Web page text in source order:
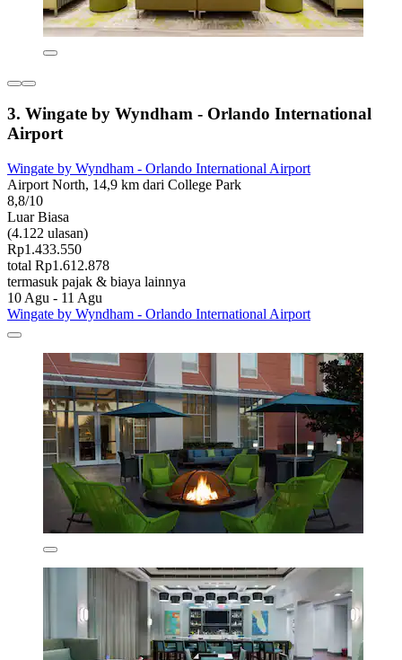
3. Wingate by Wyndham - Orlando International
Airport
Wingate by Wyndham - Orlando International Airport
Airport North, 14,9 km dari College Park
8,8/10
Luar Biasa
(4.122 ulasan)
Rp1.433.550
total Rp1.612.878
termasuk pajak & biaya lainnya
10 Agu - 11 Agu
Wingate by Wyndham - Orlando International Airport